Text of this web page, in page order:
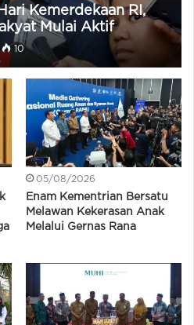
Kemerdekaan RI,
Mulai Aktif
10
05/08/2026
Enam Kementrian Bersatu
Melawan Kekerasan Anak
Melalui Gernas Rana